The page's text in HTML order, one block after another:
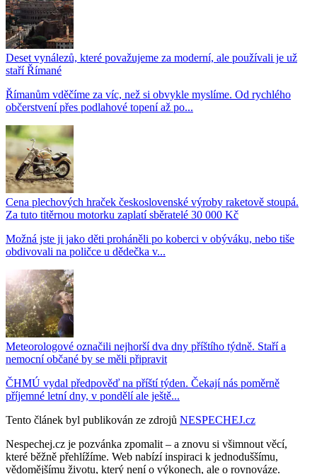
Deset vynálezů, které považujeme za moderní, ale používali je už
staří Římané
Římanům vděčíme za víc, než si obvykle myslíme. Od rychlého
občerstvení přes podlahové topení až po...
Cena plechových hraček československé výroby raketově stoupá.
Za tuto titěrnou motorku zaplatí sběratelé 30 000 Kč
Možná jste ji jako děti proháněli po koberci v obýváku, nebo tiše
obdivovali na poličce u dědečka v...
Meteorologové označili nejhorší dva dny příštího týdně. Staří a
nemocní občané by se měli připravit
ČHMÚ vydal předpověď na příští týden. Čekají nás poměrně
příjemné letní dny, v pondělí ale ještě...
Tento článek byl publikován ze zdrojů NESPECHEJ.cz
Nespechej.cz je pozvánka zpomalit – a znovu si všimnout věcí,
které běžně přehlížíme. Web nabízí inspiraci k jednoduššímu,
vědomějšímu životu, který není o výkonech, ale o rovnováze.